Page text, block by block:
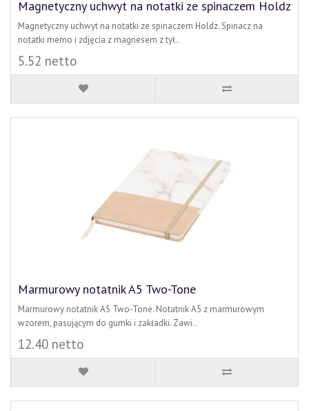
Magnetyczny uchwyt na notatki ze spinaczem Holdz
Magnetyczny uchwyt na notatki ze spinaczem Holdz. Spinacz na
notatki memo i zdjęcia z magnesem z tył..
5.52 netto
Marmurowy notatnik A5 Two-Tone
Marmurowy notatnik A5 Two-Tone. Notatnik A5 z marmurowym
wzorem, pasującym do gumki i zakładki. Zawi..
12.40 netto